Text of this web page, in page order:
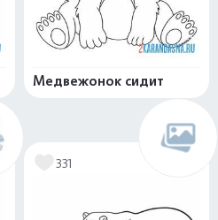
Медвежонок сидит
331